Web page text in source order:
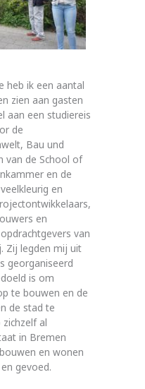
heb ik een aantal
zien aan gasten
aan een studiereis
de
Bau und
van de School of
en de
en
en
van
Zij legden mij uit
georganiseerd
is om
te bouwen en de
de stad te
al
in Bremen
en wonen
gevoed.